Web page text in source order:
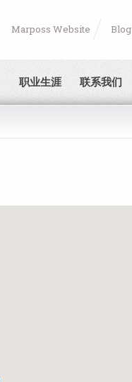
职业生涯 联系我们
Marposs Website Blog